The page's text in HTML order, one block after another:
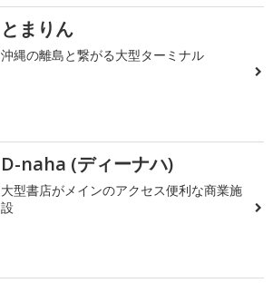
とまりん
沖縄の離島と繋がる大型ターミナル
D-naha (ディーナハ)
大型書店がメインのアクセス便利な商業施
設